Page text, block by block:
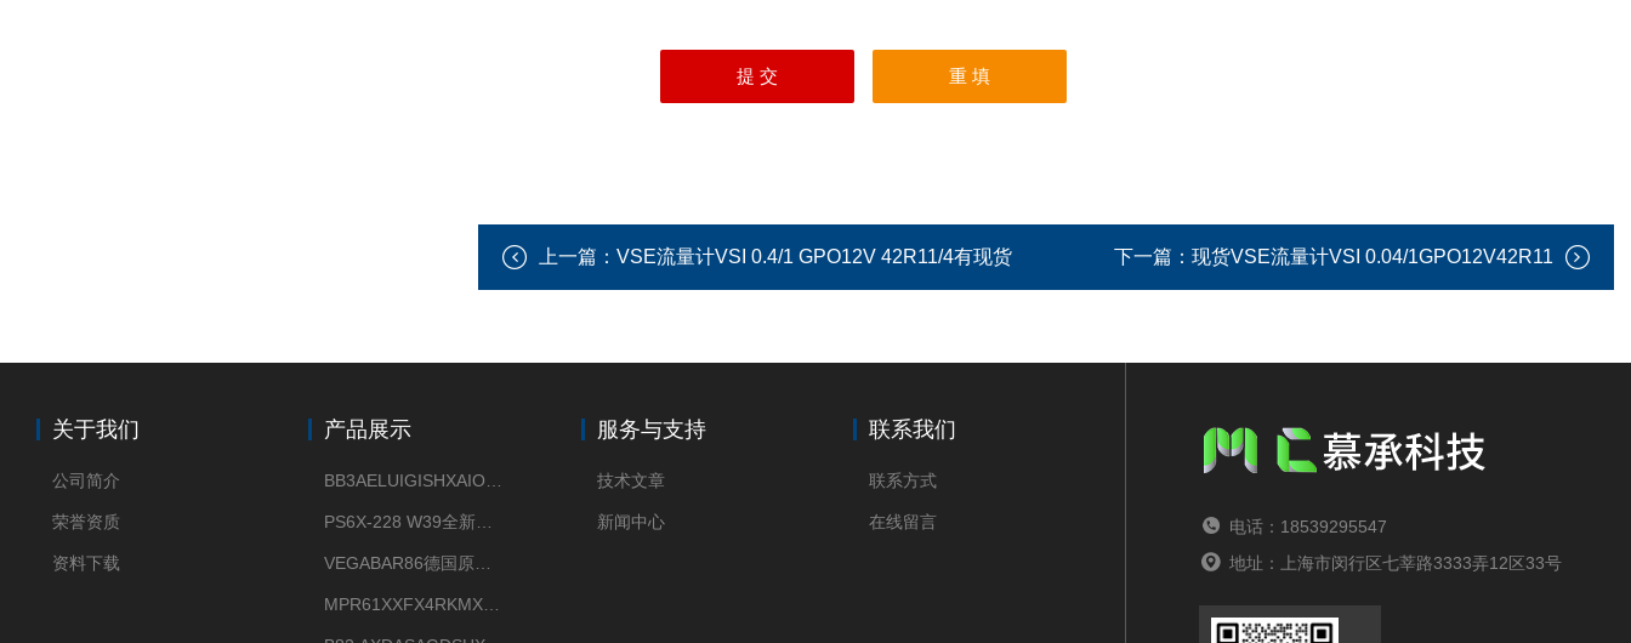
上一篇： VSE流量计VSI 0.4/1 GPO12V 42R11/4有现货 下一篇： 现货VSE流量计VSI 0.04/1GPO12V42R11
关于我们
公司简介
荣誉资质
资料下载
产品展示 服务与支持
技术文章
新闻中心
联系我们
联系方式
在线留言
电话：18539295547
地址：上海市闵行区七莘路3333弄12区33号